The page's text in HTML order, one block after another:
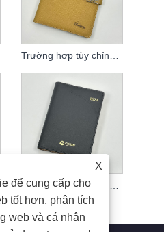
Trường hợp tùy chỉnh của máy tính xách tay rời
X
để cung cấp cho
tốt hơn, phân tích
web và cá nhân